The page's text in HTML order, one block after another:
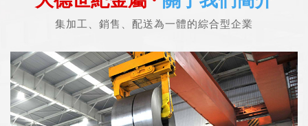
集加工、銷售、配送為一體的綜合型企業